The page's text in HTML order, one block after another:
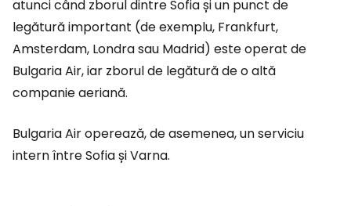
atunci când zborul dintre Sofia și un punct de
legătură important (de exemplu, Frankfurt,
Amsterdam, Londra sau Madrid) este operat de
Bulgaria Air, iar zborul de legătură de o altă
companie aeriană.
Bulgaria Air operează, de asemenea, un serviciu
intern între Sofia și Varna.